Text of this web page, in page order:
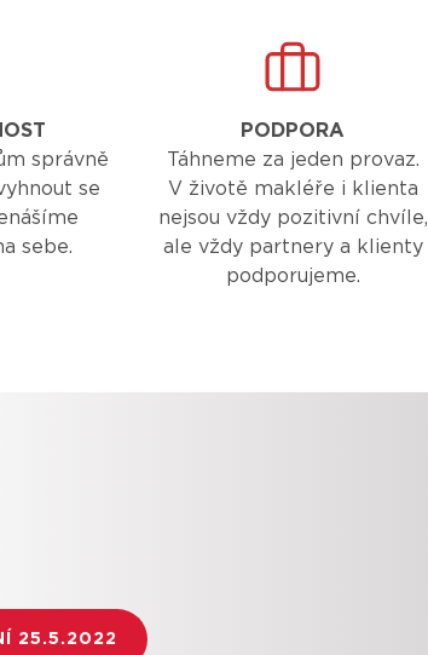
správně
se
sebe.
PODPORA
Táhneme za jeden provaz.
V životě makléře i klienta
nejsou vždy pozitivní chvíle,
ale vždy partnery a klienty
podporujeme.
25.5.2022